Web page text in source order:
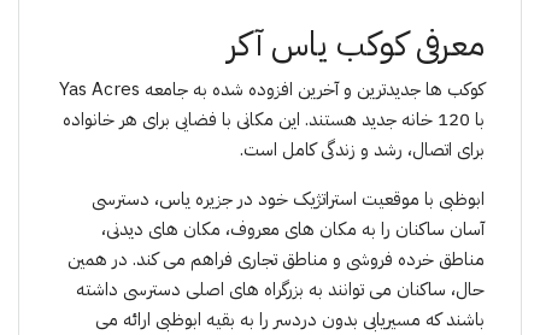
معرفیکوکب یاس آکر
کوکب ها جدیدترین و آخرین افزوده شده به جامعه Yas Acres
با 120 خانه جدید هستند. این مکانی با فضایی برای هر خانواده
برای اتصال، رشد و زندگی کامل است.
ابوظبی با موقعیت استراتژیک خود در جزیره یاس، دسترسی
آسان ساکنان را به مکان های معروف، مکان های دیدنی،
مناطق خرده فروشی و مناطق تجاری فراهم می کند. در همین
حال، ساکنان می توانند به بزرگراه های اصلی دسترسی داشته
باشند که مسیریابی بدون دردسر را به بقیه ابوظبی ارائه می